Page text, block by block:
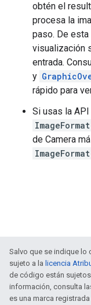
obtén el
procesa la
paso. De
visualización
entrada.
y
rápido para
Si usas la
de Camera
Salvo que se indique lo
sujeto a la licencia
de código están sujetos
información, consulta
es una marca